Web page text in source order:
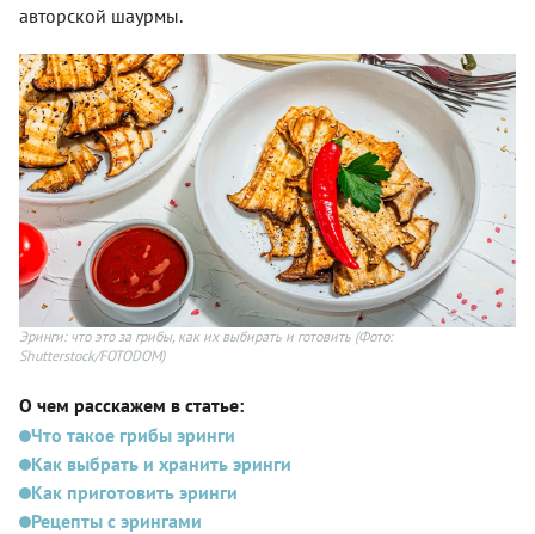
авторской шаурмы.
Эринги: что это за грибы, как их выбирать и готовить (Фото:
Shutterstock/FOTODOM)
О чем расскажем в статье:
Что такое грибы эринги
Как выбрать и хранить эринги
Как приготовить эринги
Рецепты с эрингами